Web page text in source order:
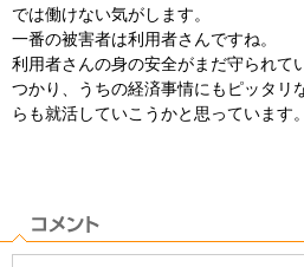
では働けない気がします。
一番の被害者は利用者さんですね。
利用者さんの身の安全がまだ守られて
つかり、うちの経済事情にもピッタリ
らも就活していこうかと思っています。